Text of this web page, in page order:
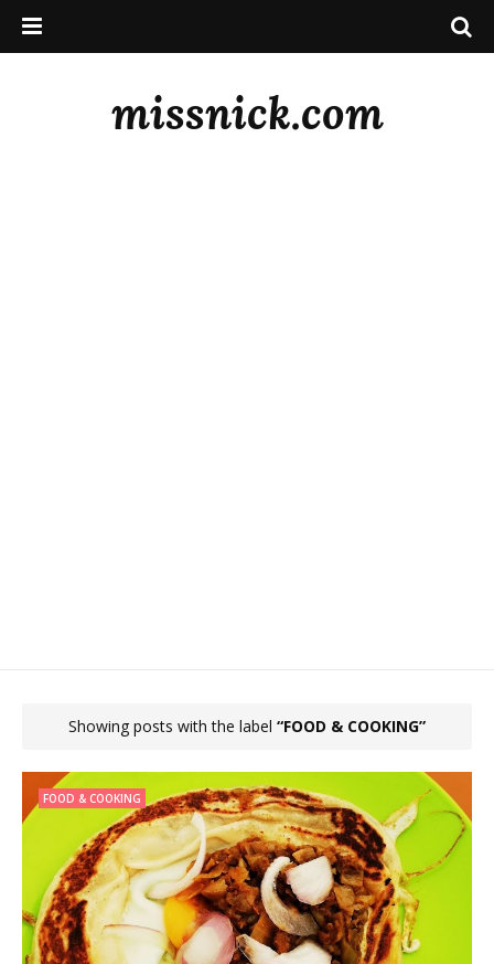
missnick.com
Showing posts with the label FOOD & COOKING
FOOD & COOKING